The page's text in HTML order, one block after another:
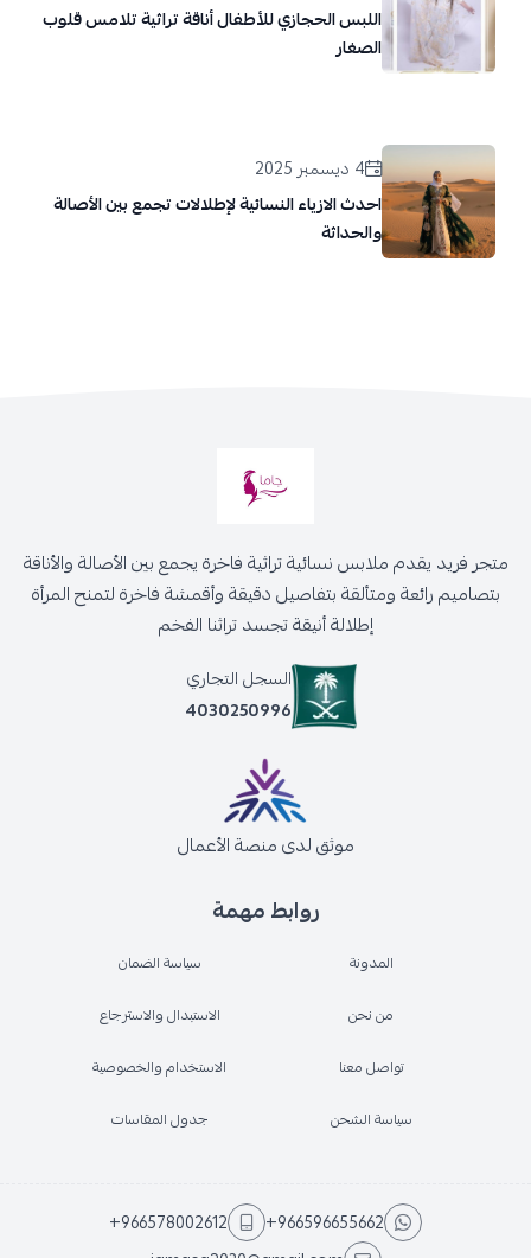
اللبس الحجازي للأطفال أناقة تراثية تلامس قلوب
الصغار
4 ديسمبر 2025
احدث الازياء النسائية لإطلالات تجمع بين الأصالة
والحداثة
روابط مهمة
المدونة
من نحن
تواصل معنا
سياسة الشحن
سياسة الضمان
الاستبدال والاسترجاع
الاستخدام والخصوصية
جدول المقاسات
متجر فريد يقدم ملابس نسائية تراثية فاخرة يجمع بين الأصالة والأناقة
بتصاميم رائعة ومتألقة بتفاصيل دقيقة وأقمشة فاخرة لتمنح المرأة
إطلالة أنيقة تجسد تراثنا الفخم
السجل التجاري
4030250996
موثق لدى منصة الأعمال
+966596655662
+966578002612